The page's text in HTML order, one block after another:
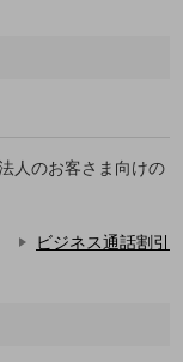
人のお客さま向けの
ビジネス通話割引